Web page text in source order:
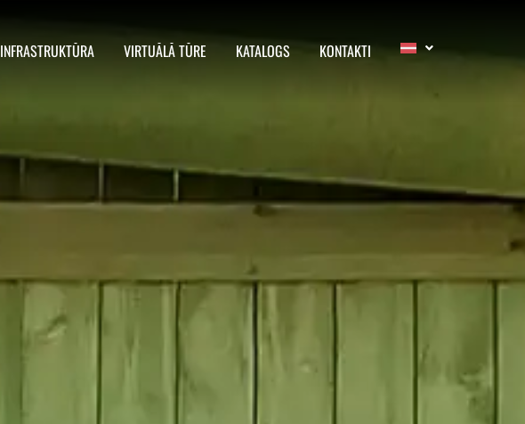
INFRASTRUKTŪRA VIRTUĀLĀ TŪRE KATALOGS KONTAKTI